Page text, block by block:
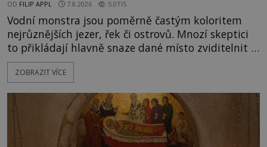
OD FILIP APPL 7.8.2026 5.0TIS
Vodní monstra jsou poměrně častým koloritem
nejrůznějších jezer, řek či ostrovů. Mnozí skeptici
to přikládají hlavně snaze dané místo zviditelnit a
přitáhnout k němu pozornost záhadám
nakloněných turistů. Je to také případ kyperského
legendami o něm ukrývat nějaký pravdivý základ?
V blízkosti Mysu Greco, jak se přez
ZOBRAZIT VÍCE